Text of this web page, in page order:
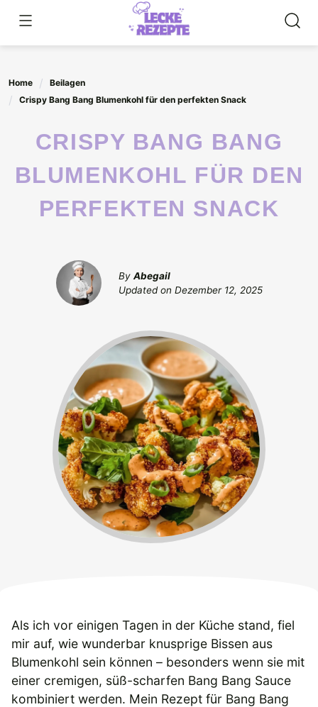
content
Home
Beilagen
Crispy Bang Bang Blumenkohl für den perfekten Snack
CRISPY BANG BANG
BLUMENKOHL FÜR DEN
PERFEKTEN SNACK
By Abegail
Updated on Dezember 12, 2025
Als ich vor einigen Tagen in der Küche stand, fiel
mir auf, wie wunderbar knusprige Bissen aus
Blumenkohl sein können – besonders wenn sie mit
einer cremigen, süß-scharfen Bang Bang Sauce
kombiniert werden. Mein Rezept für Bang Bang